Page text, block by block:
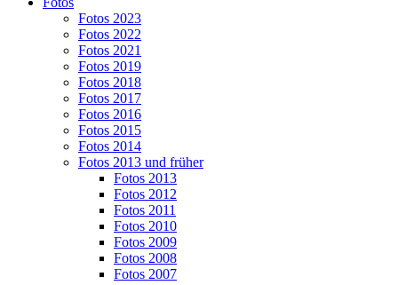
Fotos 2023
Fotos 2022
Fotos 2021
Fotos 2019
Fotos 2018
Fotos 2017
Fotos 2016
Fotos 2015
Fotos 2014
Fotos 2013 und früher
Fotos 2013
Fotos 2012
Fotos 2011
Fotos 2010
Fotos 2009
Fotos 2008
Fotos 2007